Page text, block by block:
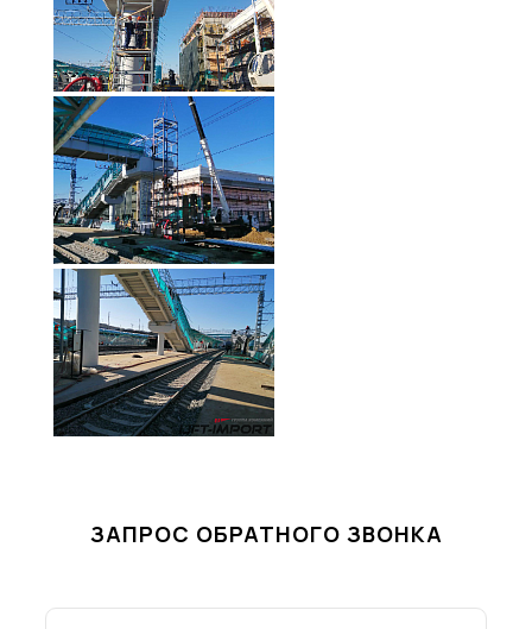
ЗАПРОС ОБРАТНОГО ЗВОНКА